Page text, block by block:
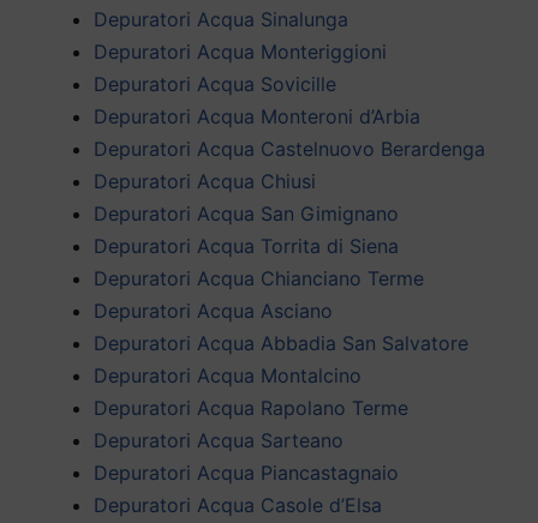
Depuratori Acqua Sinalunga
Depuratori Acqua Monteriggioni
Depuratori Acqua Sovicille
Depuratori Acqua Monteroni d’Arbia
Depuratori Acqua Castelnuovo Berardenga
Depuratori Acqua Chiusi
Depuratori Acqua San Gimignano
Depuratori Acqua Torrita di Siena
Depuratori Acqua Chianciano Terme
Depuratori Acqua Asciano
Depuratori Acqua Abbadia San Salvatore
Depuratori Acqua Montalcino
Depuratori Acqua Rapolano Terme
Depuratori Acqua Sarteano
Depuratori Acqua Piancastagnaio
Depuratori Acqua Casole d’Elsa